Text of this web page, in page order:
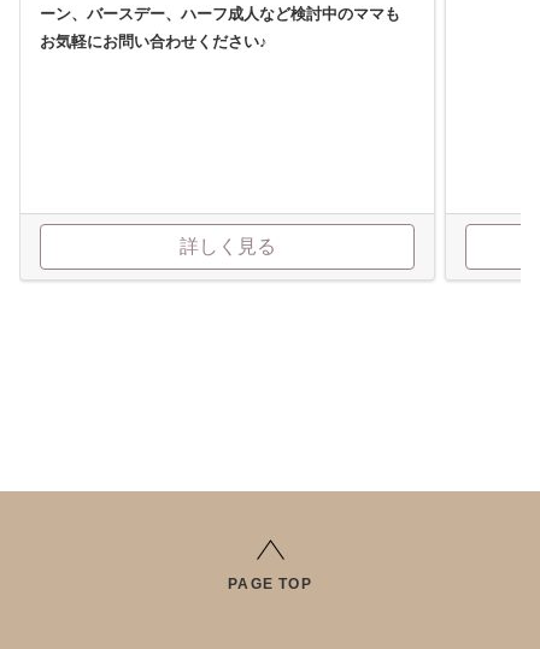
ーン、バースデー、ハーフ成人など検討中のママも
お気軽にお問い合わせください♪
詳しく見る
PAGE TOP